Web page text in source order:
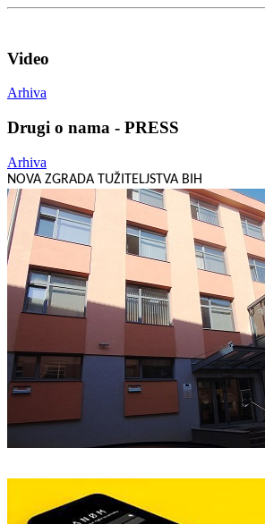
Video
Arhiva
Drugi o nama - PRESS
Arhiva
NOVA ZGRADA TUŽITELJSTVA BIH